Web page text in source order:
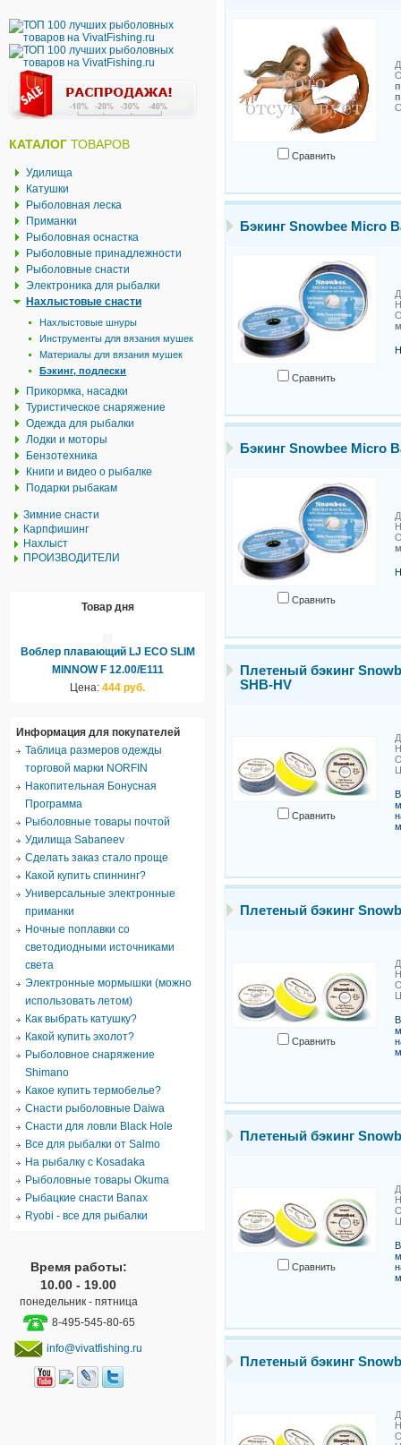
КАТАЛОГ ТОВАРОВ
Удилища
Катушки
Рыболовная леска
Приманки
Рыболовная оснастка
Рыболовные принадлежности
Рыболовные снасти
Электроника для рыбалки
Нахлыстовые снасти
Нахлыстовые шнуры
Инструменты для вязания мушек
Материалы для вязания мушек
Бэкинг, подлески
Прикормка, насадки
Туристическое снаряжение
Одежда для рыбалки
Лодки и моторы
Бензотехника
Книги и видео о рыбалке
Подарки рыбакам
Зимние снасти
Карпфишинг
Нахлыст
ПРОИЗВОДИТЕЛИ
Товар дня
Воблер плавающий LJ ECO SLIM
MINNOW F 12.00/E111
Цена: 444 руб.
Информация для покупателей
Таблица размеров одежды
торговой марки NORFIN
Накопительная Бонусная
Программа
Рыболовные товары почтой
Удилища Sabaneev
Сделать заказ стало проще
Какой купить спиннинг?
Универсальные электронные
приманки
Ночные поплавки со
светодиодными источниками
света
Электронные мормышки (можно
использовать летом)
Как выбрать катушку?
Какой купить эхолот?
Рыболовное снаряжение
Shimano
Какое купить термобелье?
Снасти рыболовные Daiwa
Снасти для ловли Black Hole
Все для рыбалки от Salmo
На рыбалку с Kosadaka
Рыболовные товары Okuma
Рыбацкие снасти Banax
Ryobi - все для рыбалки
Время работы:
10.00 - 19.00
понедельник - пятница
8-495-545-80-65
info@vivatfishing.ru
Сравнить
Бэкинг Snowbee Micro
Сравнить
Бэкинг Snowbee Micro
Сравнить
Плетеный бэкинг
SHB-HV
Сравнить
Плетеный бэкинг
Сравнить
Плетеный бэкинг
Сравнить
Плетеный бэкинг